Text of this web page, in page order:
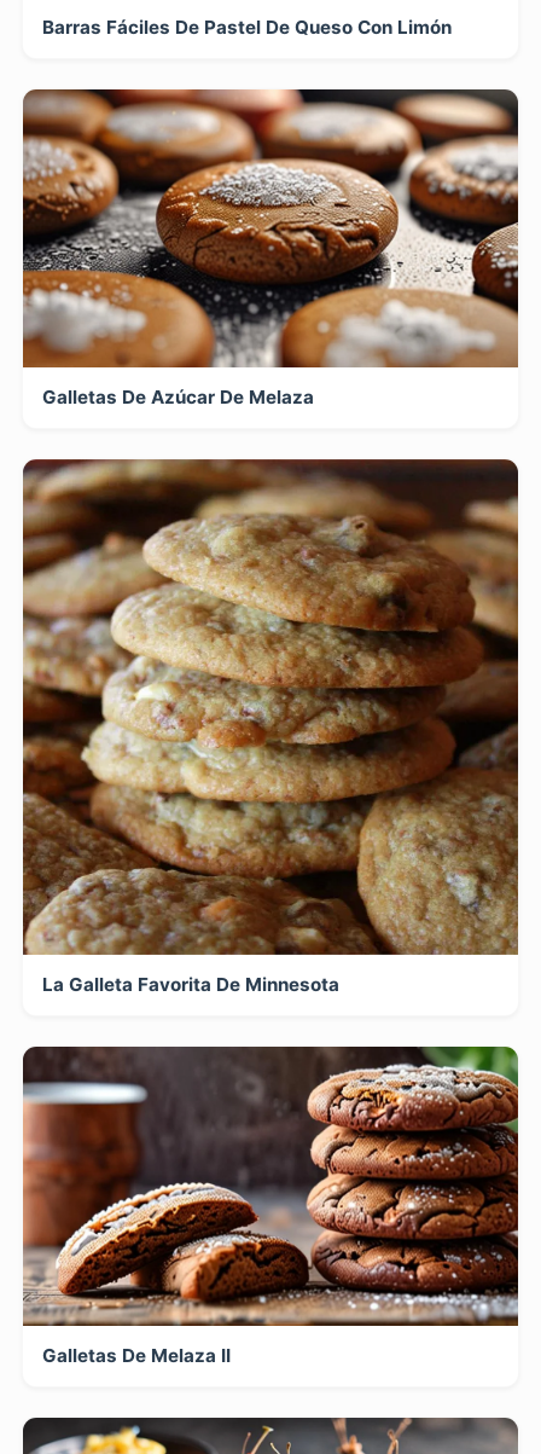
Barras Fáciles De Pastel De Queso Con Limón
Galletas De Azúcar De Melaza
La Galleta Favorita De Minnesota
Galletas De Melaza II